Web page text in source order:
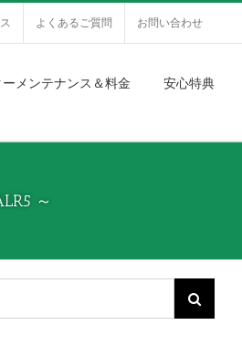
よくあるご質問 お問い合わせ
メンテナンス＆料金 安心特典
～